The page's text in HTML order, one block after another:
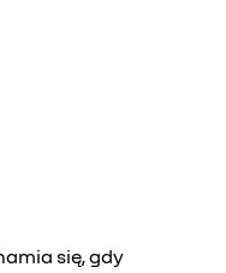
się, gdy